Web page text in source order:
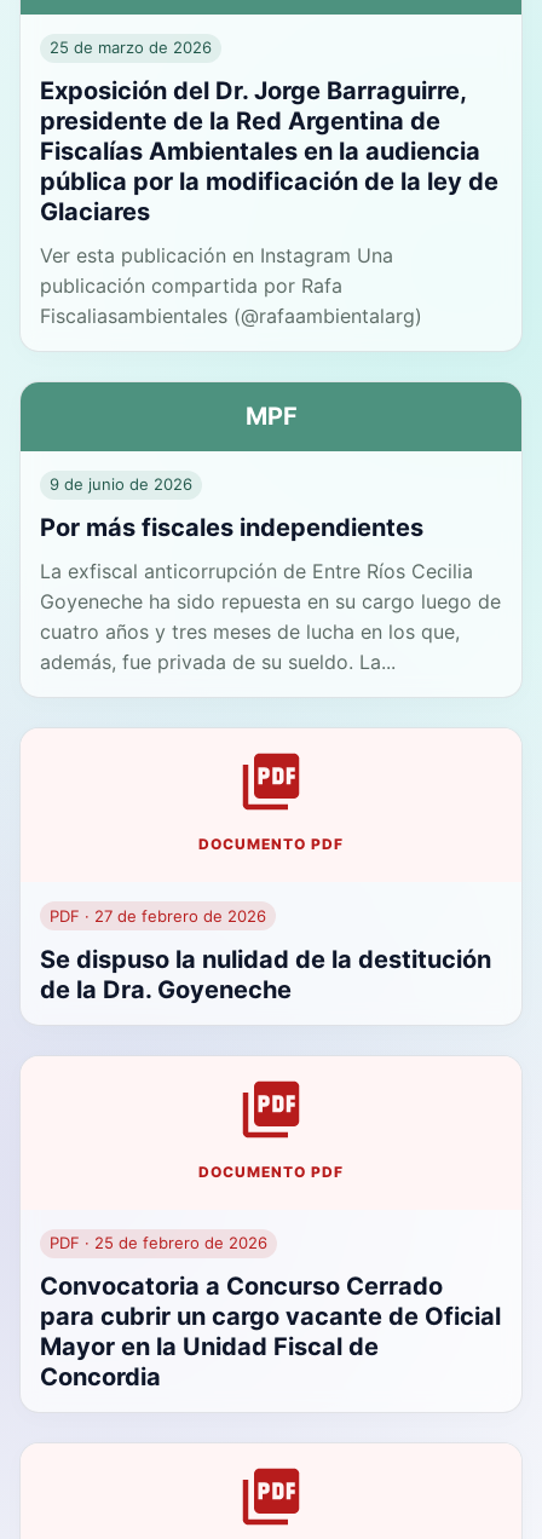
25 de marzo de 2026
Exposición del Dr. Jorge Barraguirre,
presidente de la Red Argentina de
Fiscalías Ambientales en la audiencia
pública por la modificación de la ley de
Glaciares
Ver esta publicación en Instagram Una
publicación compartida por Rafa
Fiscaliasambientales (@rafaambientalarg)
MPF
9 de junio de 2026
Por más fiscales independientes
La exfiscal anticorrupción de Entre Ríos Cecilia
Goyeneche ha sido repuesta en su cargo luego de
cuatro años y tres meses de lucha en los que,
además, fue privada de su sueldo. La...
DOCUMENTO PDF
PDF · 27 de febrero de 2026
Se dispuso la nulidad de la destitución
de la Dra. Goyeneche
DOCUMENTO PDF
PDF · 25 de febrero de 2026
Convocatoria a Concurso Cerrado
para cubrir un cargo vacante de Oficial
Mayor en la Unidad Fiscal de
Concordia